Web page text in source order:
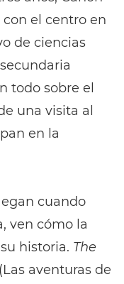
con el centro en
de ciencias
todo sobre el
una visita al
en la
cuando
ven cómo la
historia. The
(Las aventuras de